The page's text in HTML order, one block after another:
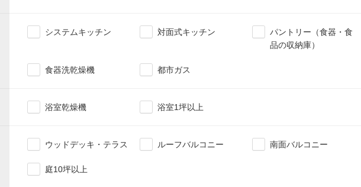
システムキッチン 対面式キッチン
パントリー（食器・食
品の収納庫）
食器洗乾燥機 都市ガス
浴室乾燥機 浴室1坪以上
ウッドデッキ・テラス ルーフバルコニー 南面バルコニー
庭10坪以上